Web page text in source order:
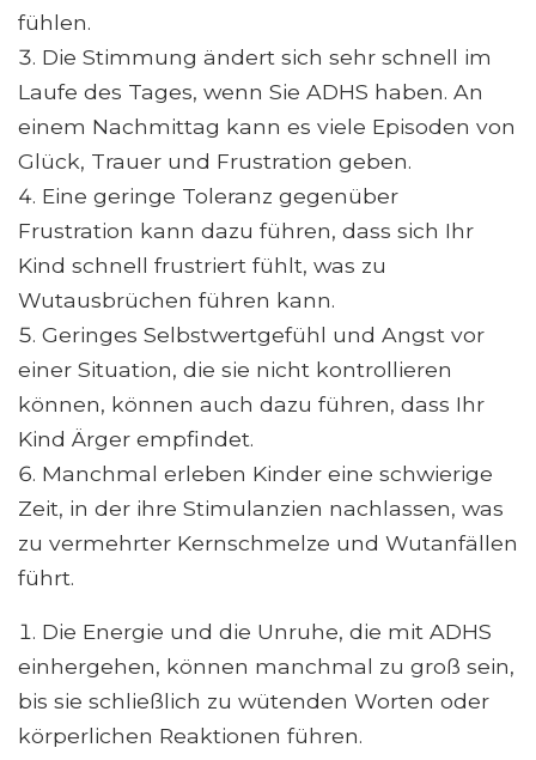
fühlen.
Die Stimmung ändert sich sehr schnell im
Laufe des Tages, wenn Sie ADHS haben. An
einem Nachmittag kann es viele Episoden von
Glück, Trauer und Frustration geben.
Eine geringe Toleranz gegenüber
Frustration kann dazu führen, dass sich Ihr
Kind schnell frustriert fühlt, was zu
Wutausbrüchen führen kann.
Geringes Selbstwertgefühl und Angst vor
einer Situation, die sie nicht kontrollieren
können, können auch dazu führen, dass Ihr
Kind Ärger empfindet.
Manchmal erleben Kinder eine schwierige
Zeit, in der ihre Stimulanzien nachlassen, was
zu vermehrter Kernschmelze und Wutanfällen
führt.
Die Energie und die Unruhe, die mit ADHS
einhergehen, können manchmal zu groß sein,
bis sie schließlich zu wütenden Worten oder
körperlichen Reaktionen führen.